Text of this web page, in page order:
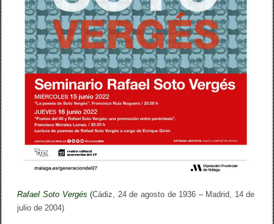
í
a
e
P
e
r
o
G
r
a
n
a
d
o
s
/
f
a
Rafael Soto Vergés (Cádiz, 24 de agosto de 1936 – Madrid, 14 de
julio de 2004)